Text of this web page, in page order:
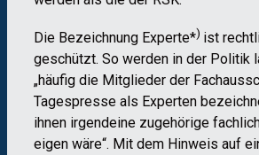
Die Bezeichnung Experte*) ist
geschützt. So werden in der Politik
„häufig die Mitglieder der
Tagespresse als Experten
ihnen irgendeine zugehörige
eigen wäre“. Mit dem Hinweis auf